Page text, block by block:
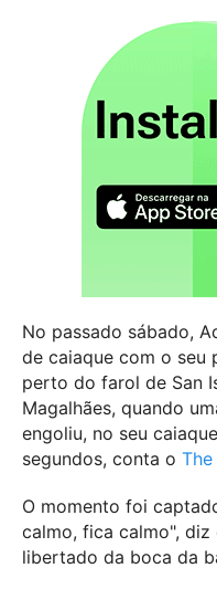
No passado sábado,
de caiaque com o seu
perto do farol de San
Magalhães, quando
engoliu, no seu
segundos, conta o
O momento foi
calmo, fica calmo",
libertado da boca da